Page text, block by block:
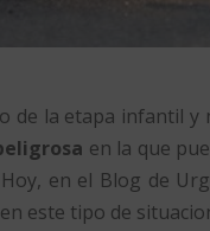
de la etapa infantil
en la que
en el Blog de
este tipo de